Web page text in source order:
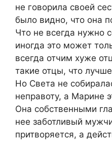
не говорила своей
было видно, что она
Что не всегда нужно
иногда это может
всегда отчим хуже
такие отцы, что
Но Света не
неправоту, а Марине
Она собственными
нее заботливый
притворяется, а